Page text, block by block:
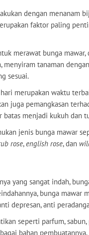
dengan menanam
faktor paling
merawat bunga
menyiram tanaman
sesuai.
merupakan waktu
juga pemangkasan
menjadi kukuh dan
jenis bunga mawar
rose,english rose, dan
yang sangat indah,
bunga mawar
depresan, anti
seperti parfum,
bahan